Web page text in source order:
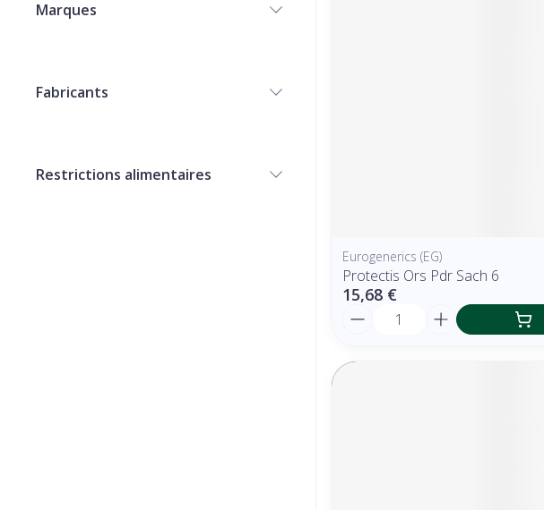
Marques
Fabricants
Restrictions alimentaires
Eurogenerics (EG)
Protectis Ors Pdr Sach 6
15,68 €
Quantité